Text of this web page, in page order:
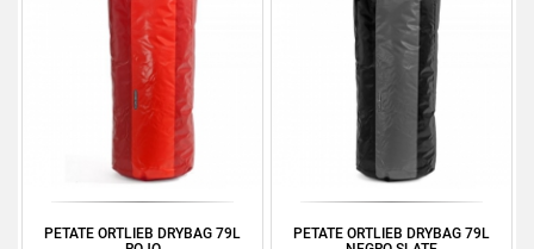
PETATE ORTLIEB DRYBAG 79L
PETATE ORTLIEB DRYBAG 79L